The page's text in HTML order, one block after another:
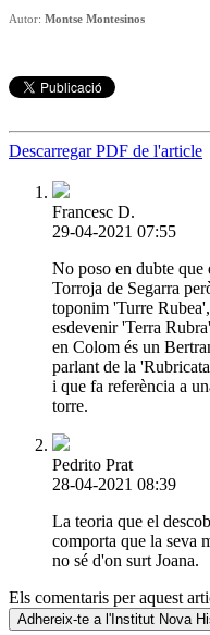
Autor: Montse Montesinos
Descarregar PDF de l'article
Francesc D.
29-04-2021 07:55
No poso en dubte que
Torroja de Segarra
toponim 'Turre
esdevenir 'Terra
en Colom és un
parlant de la
i que fa referència a
torre.
Pedrito Prat
28-04-2021 08:39
La teoria que el
comporta que la seva
no sé d'on surt Joana.
Els comentaris per aquest
Adhereix-te a l'Institut Nova